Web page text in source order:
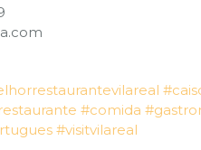
#comida
#visitvilareal